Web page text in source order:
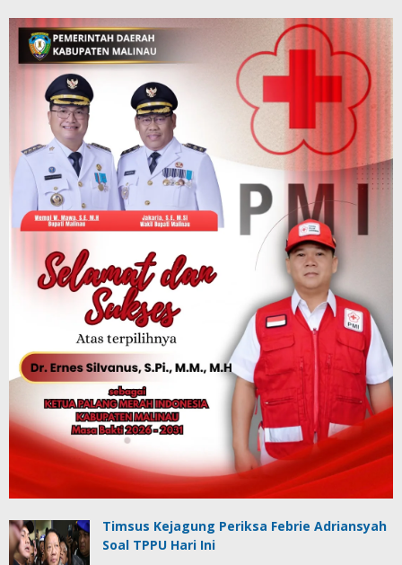
Timsus Kejagung Periksa Febrie Adriansyah
Soal TPPU Hari Ini